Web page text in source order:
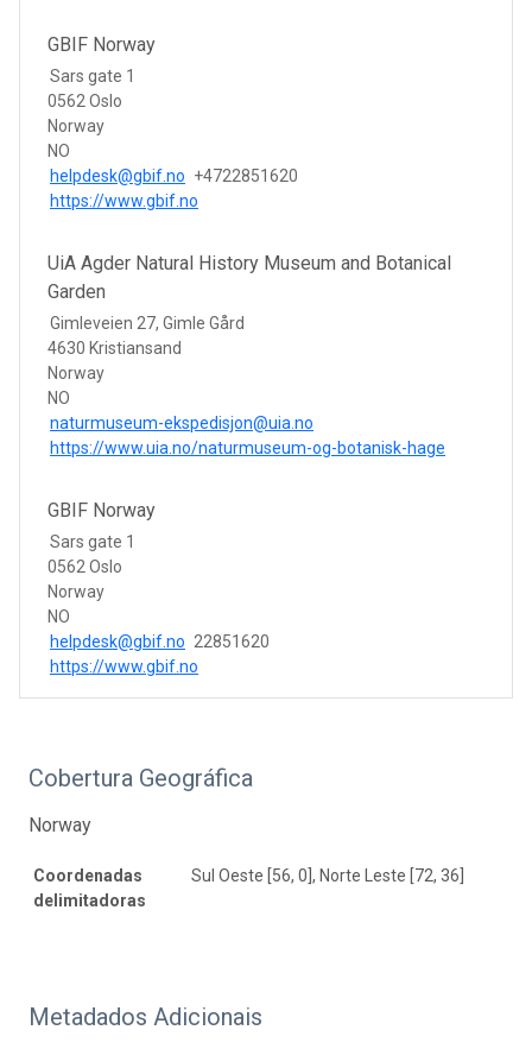
GBIF Norway
Sars gate 1
0562 Oslo
Norway
NO
helpdesk@gbif.no +4722851620
https://www.gbif.no
UiA Agder Natural History Museum and Botanical
Garden
Gimleveien 27, Gimle Gård
4630 Kristiansand
Norway
NO
naturmuseum-ekspedisjon@uia.no
https://www.uia.no/naturmuseum-og-botanisk-hage
GBIF Norway
Sars gate 1
0562 Oslo
Norway
NO
helpdesk@gbif.no 22851620
https://www.gbif.no
Cobertura Geográfica
Norway
Coordenadas
delimitadoras
Sul Oeste [56, 0], Norte Leste [72, 36]
Metadados Adicionais